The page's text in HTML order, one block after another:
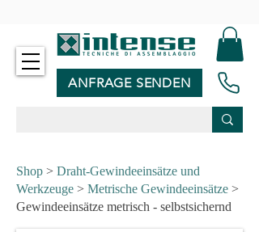
ANFRAGE SENDEN
Shop > Draht-Gewindeeinsätze und
Werkzeuge > Metrische Gewindeeinsätze >
Gewindeeinsätze metrisch - selbstsichernd